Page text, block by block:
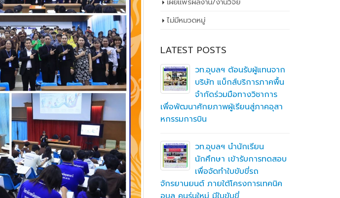
ไม่มีหมวดหมู่
LATEST POSTS
ประกาศวิทยาลัยเทคนิ
อุบลราชธานี การรับบุคคลเข้าศึกษาต่อ
ปีการศึกษา 2563 ประเภทโควตา
วท.อุบลฯ จัดประชุมเพื่อสร้าง
ความเข้าใจ เกี่ยวกับคู่มือ
Maintenance Training
Organisation Exposition (MTOE)
วท.อุบลฯ ลงนามบันทึกความ
วท.อุบลฯ ต้อนรับผู้แทนจาก
บริษัท แบ็กส์บริการภาคพื้น
จำกัดร่วมมือทางวิชาการ
เพื่อพัฒนาศักยภาพผู้เรียนสู่ภาคอุสา
หกรรมการบิน
วท.อุบลฯ นำนักเรียน
นักศึกษา เข้ารับการทดสอบ
เพื่อจัดทำใบขับขี่รถ
จักรยานยนต์ ภายใต้โครงการเทคนิค